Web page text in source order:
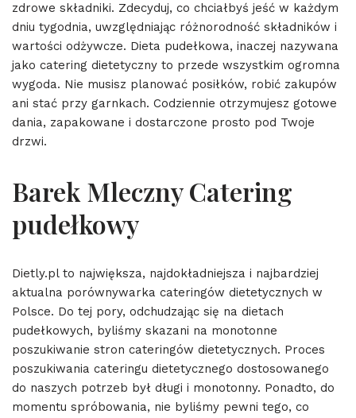
zdrowe składniki. Zdecyduj, co chciałbyś jeść w każdym
dniu tygodnia, uwzględniając różnorodność składników i
wartości odżywcze. Dieta pudełkowa, inaczej nazywana
jako catering dietetyczny to przede wszystkim ogromna
wygoda. Nie musisz planować posiłków, robić zakupów
ani stać przy garnkach. Codziennie otrzymujesz gotowe
dania, zapakowane i dostarczone prosto pod Twoje
drzwi.
Barek Mleczny Catering
pudełkowy
Dietly.pl to największa, najdokładniejsza i najbardziej
aktualna porównywarka cateringów dietetycznych w
Polsce. Do tej pory, odchudzając się na dietach
pudełkowych, byliśmy skazani na monotonne
poszukiwanie stron cateringów dietetycznych. Proces
poszukiwania cateringu dietetycznego dostosowanego
do naszych potrzeb był długi i monotonny. Ponadto, do
momentu spróbowania, nie byliśmy pewni tego, co